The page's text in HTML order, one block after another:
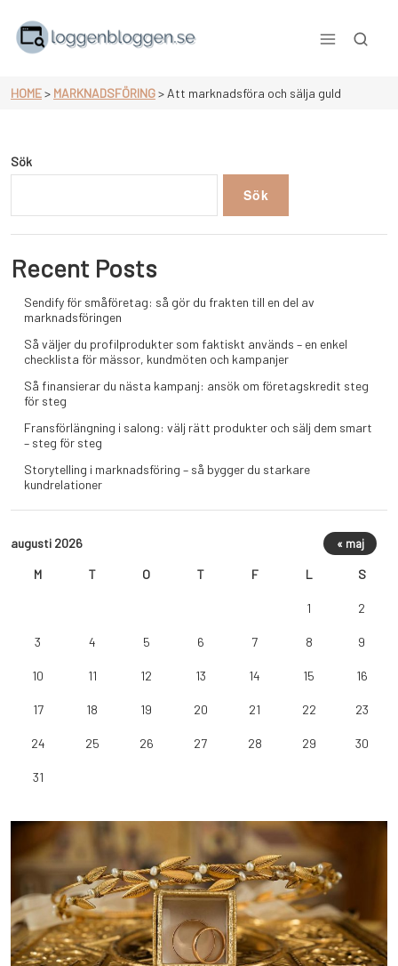
content
HOME> MARKNADSFÖRING> Att marknadsföra och sälja guld
Sök
Sök
Recent Posts
Sendify för småföretag: så gör du frakten till en del av
marknadsföringen
Så väljer du profilprodukter som faktiskt används – en enkel
checklista för mässor, kundmöten och kampanjer
Så finansierar du nästa kampanj: ansök om företagskredit steg
för steg
Fransförlängning i salong: välj rätt produkter och sälj dem smart
– steg för steg
Storytelling i marknadsföring – så bygger du starkare
kundrelationer
augusti 2026
M T O T F L S
1 2
3 4 5 6 7 8 9
10 11 12 13 14 15 16
17 18 19 20 21 22 23
24 25 26 27 28 29 30
31
« maj